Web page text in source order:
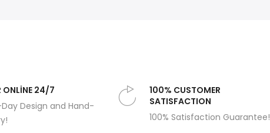
ONLİNE 24/7
Design and Hand-
100% CUSTOMER
SATISFACTION
100% Satisfaction Guarantee!